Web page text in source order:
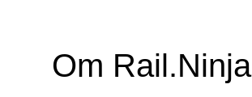
Om Rail.Ninja